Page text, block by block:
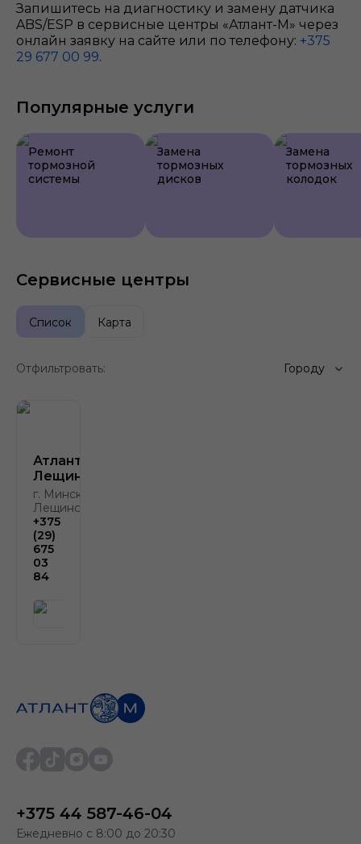
Запишитесь на диагностику и замену датчика
ABS/ESP в сервисные центры «Атлант-М» через
онлайн заявку на сайте или по телефону: +375
29 677 00 99.
Популярные услуги
Ремонт
тормозной
системы
Замена
тормозных
дисков
Замена
тормозных
колодок
Сервисные центры
Список Карта
Отфильтровать: Городу
Атлант-М
Лещинского
г. Минск, ул.
Лещинского, 4
+375
(29)
675
03
84
+375 44 587-46-04
Ежедневно с 8:00 до 20:30